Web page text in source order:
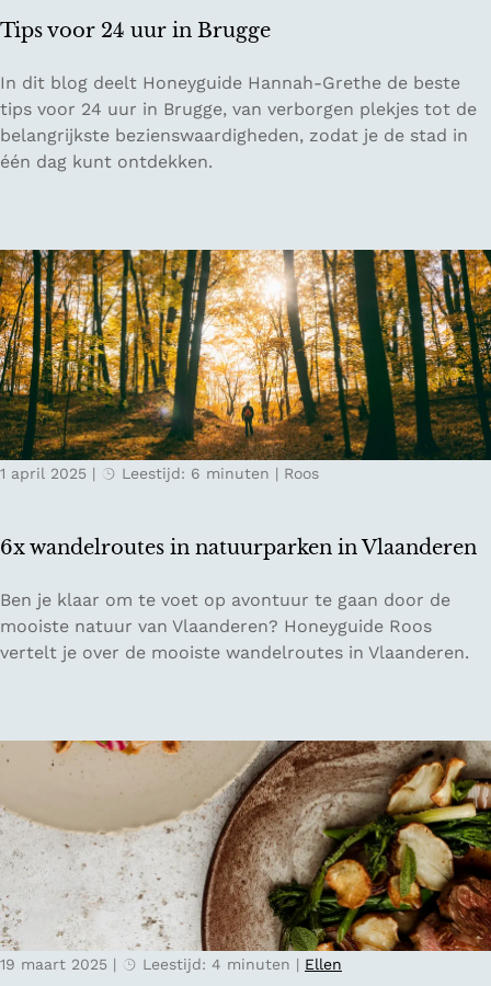
n
e
s
t
a
a
n
t
s
i
n
Z
u
t
p
e
Tips voor 24 uur in Brugge
T
i
p
s
r
2
4
u
u
r
i
n
B
g
e
In dit blog deelt Honeyguide Hannah-Grethe de beste
tips voor 24 uur in Brugge, van verborgen plekjes tot de
belangrijkste bezienswaardigheden, zodat je de stad in
één dag kunt ontdekken.
6x wandelroutes in natuurparken in Vlaanderen
1 april 2025 | Leestijd: 6 minuten | Roos
6
x
w
e
r
o
u
e
s
i
Ben je klaar om te voet op avontuur te gaan door de
mooiste natuur van Vlaanderen? Honeyguide Roos
vertelt je over de mooiste wandelroutes in Vlaanderen.
19 maart 2025 | Leestijd: 4 minuten | Ellen